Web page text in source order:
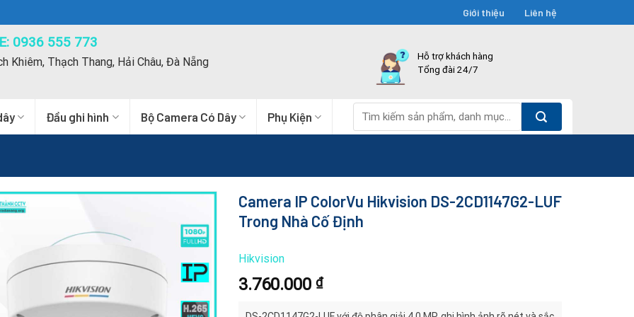
Giới thiệu Liên hệ
0936 555 773
Khiêm, Thạch Thang, Hải Châu, Đà Nẵng
Hỗ trợ khách hàng
Tổng đài 24/7
Đầu ghi hình Bộ Camera Có Dây Phụ Kiện
kiếm:
Camera IP ColorVu Hikvision DS-2CD1147G2-LUF
Trong Nhà Cố Định
Hikvision
3.760.000 ₫